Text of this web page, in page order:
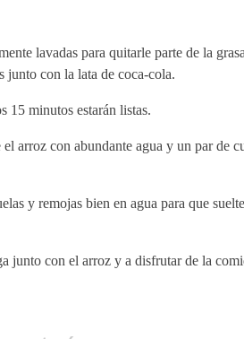
lavadas para quitarle parte de la
junto con la lata de coca-cola.
15 minutos estarán listas.
arroz con abundante agua y un par de
y remojas bien en agua para que
junto con el arroz y a disfrutar de la